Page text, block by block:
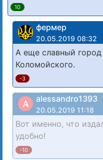
10
фермер
20.05.2019 08:32
А еще славный
Коломойского.
-3
A alessandro1393
20.05.2019 11:18
Вот именно, что
удобно!
-10